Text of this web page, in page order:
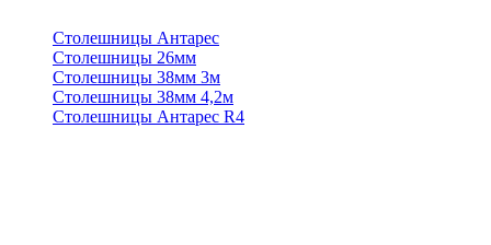
Столешницы Антарес
Столешницы 26мм
Столешницы 38мм 3м
Столешницы 38мм 4,2м
Столешницы Антарес R4